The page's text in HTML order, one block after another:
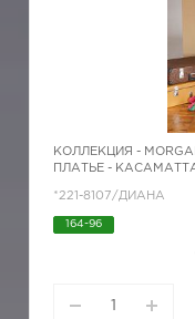
КОЛЛЕКЦИЯ -
ПЛАТЬЕ -
*221-8107/ДИАНА
164-96